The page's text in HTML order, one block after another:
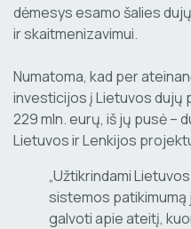
dėmesys esamo šalies
ir skaitmenizavimui.
Numatoma, kad per
investicijos į Lietuvos dujų
229 mln. eurų, iš jų pusė –
Lietuvos ir Lenkijos
„Užtikrindami
sistemos patikimumą
galvoti apie ateitį,